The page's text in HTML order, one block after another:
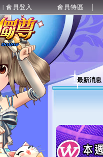
| 會員登入 會員特區
最新消息